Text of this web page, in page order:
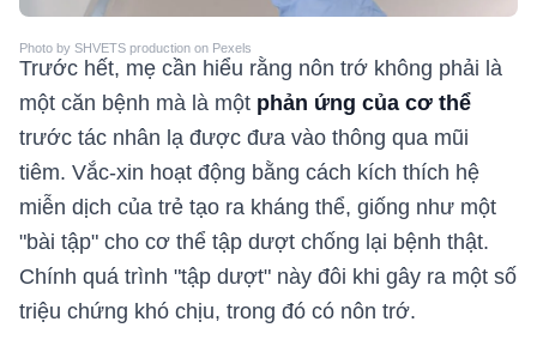
Photo by SHVETS production on Pexels
Trước hết, mẹ cần hiểu rằng nôn trớ không phải là
một căn bệnh mà là một phản ứng của cơ thể
trước tác nhân lạ được đưa vào thông qua mũi
tiêm. Vắc-xin hoạt động bằng cách kích thích hệ
miễn dịch của trẻ tạo ra kháng thể, giống như một
"bài tập" cho cơ thể tập dượt chống lại bệnh thật.
Chính quá trình "tập dượt" này đôi khi gây ra một số
triệu chứng khó chịu, trong đó có nôn trớ.